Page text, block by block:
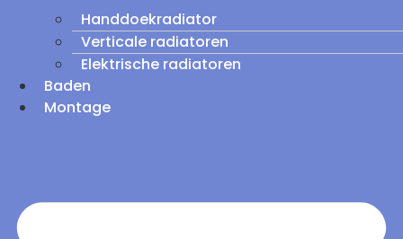
Handdoekradiator
Verticale radiatoren
Elektrische radiatoren
Baden
Montage